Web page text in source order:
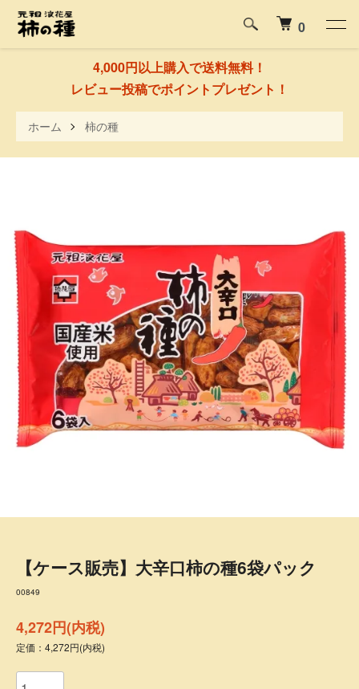
4,000円以上購入で送料無料！
レビュー投稿でポイントプレゼント！
0
ホーム 柿の種
【ケース販売】大辛口柿の種6袋パック
00849
4,272円(内税)
定価：4,272円(内税)